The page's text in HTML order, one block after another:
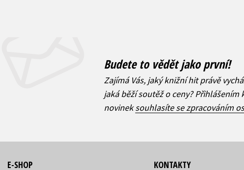
Budete to vědět jako první!
Zajímá Vás, jaký knižní hit právě
jaká běží soutěž o ceny?
novineksouhlasíte se zpracováním
E-SHOP KONTAKTY